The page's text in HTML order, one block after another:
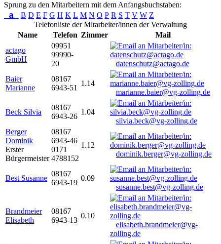
Sprung zu den Mitarbeitern mit dem Anfangsbuchstaben:
a B D E F G H K L M N O P R S T V W Z
Telefonliste der Mitarbeiter/innen der Verwaltung
Name
Telefon Zimmer
Mail
actago
GmbH
09951
99990-
20
datenschutz@actago.de
Baier
Marianne
08167
6943-51
1.14
marianne.baier@vg-zolling.de
Beck Silvia
08167
6943-26
1.04
silvia.beck@vg-zolling.de
Berger
Dominik
Erster
Bürgermeister
08167
6943-46
0171
4788152
1.12
dominik.berger@vg-zolling.de
Best Susanne
08167
6943-19
0.09
susanne.best@vg-zolling.de
Brandmeier
Elisabeth
08167
6943-13
0.10
elisabeth.brandmeier@vg-
zolling.de